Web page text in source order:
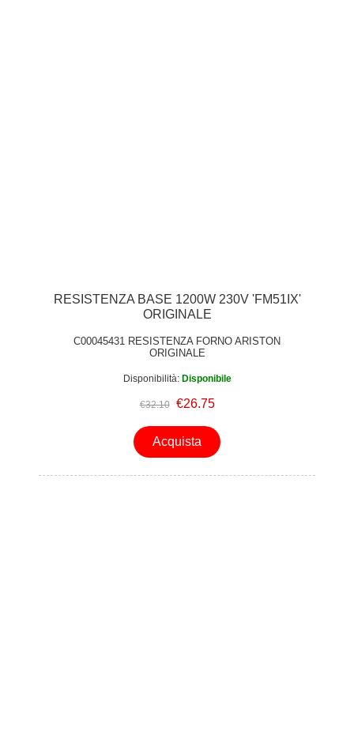
RESISTENZA BASE 1200W 230V 'FM51IX'
ORIGINALE
C00045431 RESISTENZA FORNO ARISTON
ORIGINALE
Disponibilità: Disponibile
€32.10 €26.75
Acquista